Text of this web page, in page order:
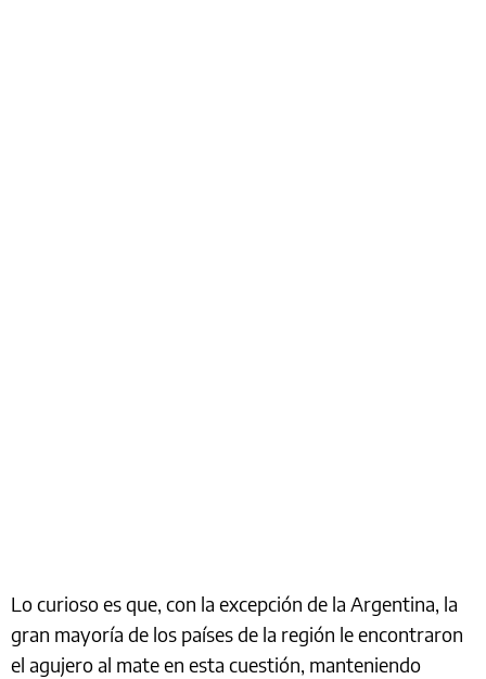
Lo curioso es que, con la excepción de la Argentina, la
gran mayoría de los países de la región le encontraron
el agujero al mate en esta cuestión, manteniendo